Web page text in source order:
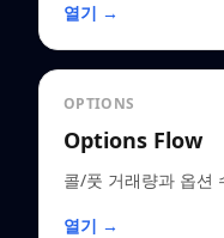
열기 →
OPTIONS
Options Flow
콜/풋 거래량과 옵션
열기 →